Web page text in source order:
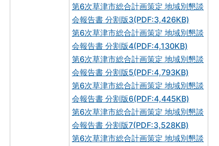
第6次草津市総合計画策定 地域別懇談
会報告書 分割版3(PDF:3,426KB)
第6次草津市総合計画策定 地域別懇談
会報告書 分割版4(PDF:4,130KB)
第6次草津市総合計画策定 地域別懇談
会報告書 分割版5(PDF:4,793KB)
第6次草津市総合計画策定 地域別懇談
会報告書 分割版6(PDF:4,445KB)
第6次草津市総合計画策定 地域別懇談
会報告書 分割版7(PDF:3,528KB)
第6次草津市総合計画策定 地域別懇談